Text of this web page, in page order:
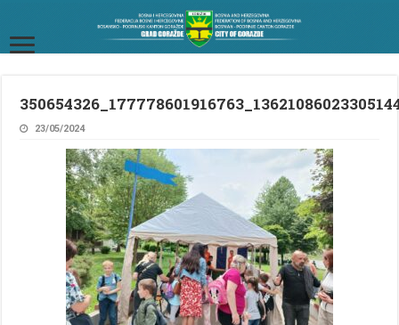
23/05/2024